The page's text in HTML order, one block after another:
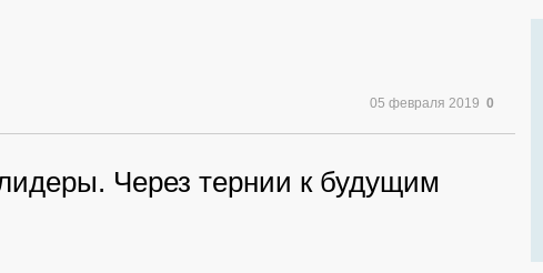
05 февраля 2019 0
Через тернии к будущим